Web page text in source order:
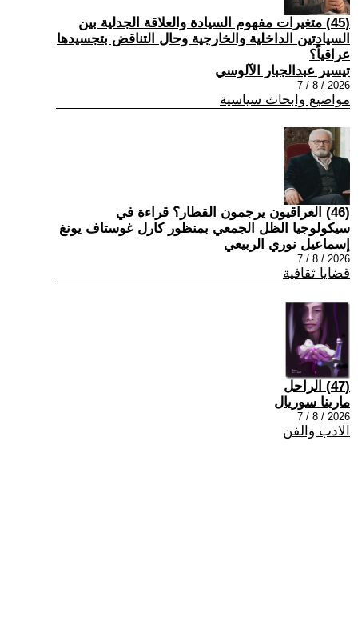
(45) متغيرات مفهوم السيادة والعلاقة الجدلية بين
السيادتين الداخلية والخارجية وحال التناقض بتجسيدها
عراقياً؟
تيسير عبدالجبار الآلوسي
2026 / 8 / 7
مواضيع وابحاث سياسية
(46) العراقيون يرجمون القطار؟ قراءة في
سيكولوجيا الظل الجمعي بمنظور كارل غوستاف يونغ
إسماعيل نوري الربيعي
2026 / 8 / 7
قضايا ثقافية
(47) الراحل
مارينا سوريال
2026 / 8 / 7
الادب والفن